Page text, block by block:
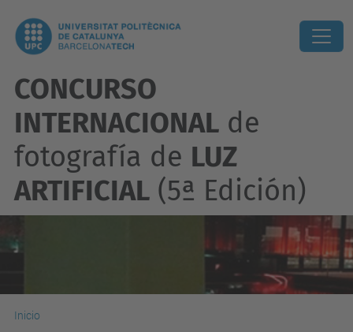
CONCURSO
INTERNACIONAL de
fotografía de LUZ
ARTIFICIAL (5ª Edición)
Inicio